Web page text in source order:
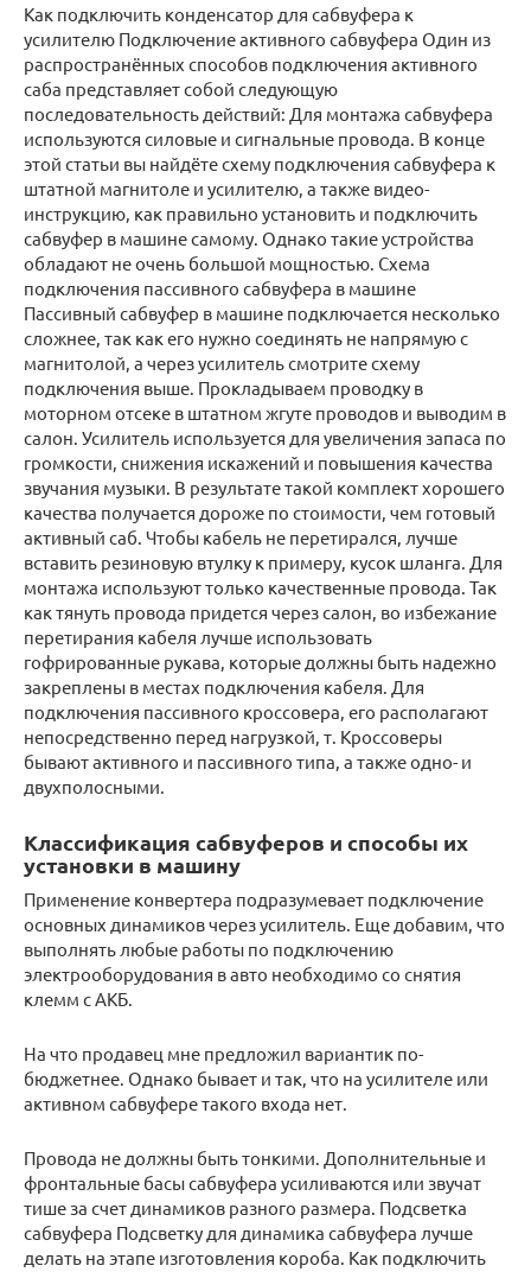
Как подключить конденсатор для сабвуфера к
усилителю Подключение активного сабвуфера Один из
распространённых способов подключения активного
саба представляет собой следующую
последовательность действий: Для монтажа сабвуфера
используются силовые и сигнальные провода. В конце
этой статьи вы найдёте схему подключения сабвуфера к
штатной магнитоле и усилителю, а также видео-
инструкцию, как правильно установить и подключить
сабвуфер в машине самому. Однако такие устройства
обладают не очень большой мощностью. Схема
подключения пассивного сабвуфера в машине
Пассивный сабвуфер в машине подключается несколько
сложнее, так как его нужно соединять не напрямую с
магнитолой, а через усилитель смотрите схему
подключения выше. Прокладываем проводку в
моторном отсеке в штатном жгуте проводов и выводим в
салон. Усилитель используется для увеличения запаса по
громкости, снижения искажений и повышения качества
звучания музыки. В результате такой комплект хорошего
качества получается дороже по стоимости, чем готовый
активный саб. Чтобы кабель не перетирался, лучше
вставить резиновую втулку к примеру, кусок шланга. Для
монтажа используют только качественные провода. Так
как тянуть провода придется через салон, во избежание
перетирания кабеля лучше использовать
гофрированные рукава, которые должны быть надежно
закреплены в местах подключения кабеля. Для
подключения пассивного кроссовера, его располагают
непосредственно перед нагрузкой, т. Кроссоверы
бывают активного и пассивного типа, а также одно- и
двухполосными.
Классификация сабвуферов и способы их
установки в машину
Применение конвертера подразумевает подключение
основных динамиков через усилитель. Еще добавим, что
выполнять любые работы по подключению
электрооборудования в авто необходимо со снятия
клемм с АКБ.
На что продавец мне предложил вариантик по-
бюджетнее. Однако бывает и так, что на усилителе или
активном сабвуфере такого входа нет.
Провода не должны быть тонкими. Дополнительные и
фронтальные басы сабвуфера усиливаются или звучат
тише за счет динамиков разного размера. Подсветка
сабвуфера Подсветку для динамика сабвуфера лучше
делать на этапе изготовления короба. Как подключить